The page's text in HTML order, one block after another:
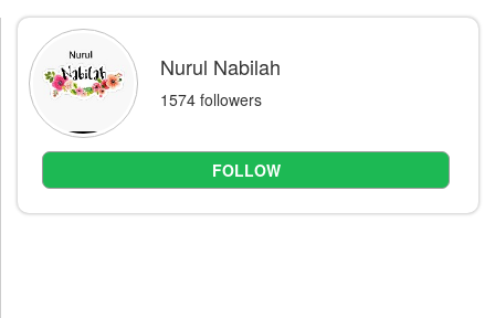
Nurul Nabilah
1574 followers
FOLLOW